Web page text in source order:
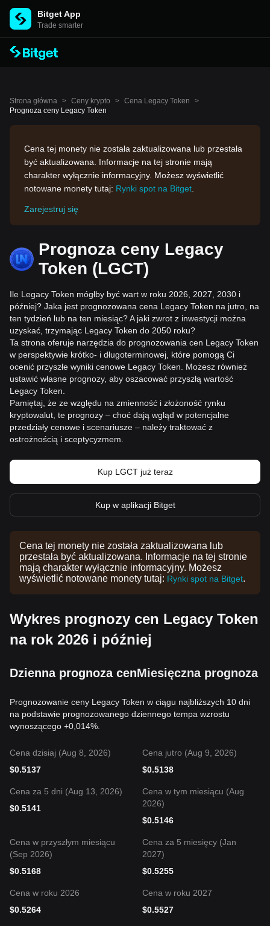
Bitget App
Trade smarter
Strona główna > Ceny krypto > Cena Legacy Token
>
Prognoza ceny Legacy Token
Cena tej monety nie została zaktualizowana lub przestała
być aktualizowana. Informacje na tej stronie mają
charakter wyłącznie informacyjny. Możesz wyświetlić
notowane monety tutaj: Rynki spot na Bitget
Zarejestruj się
Prognoza ceny Legacy
Token (LGCT)
Ile Legacy Token mógłby być wart w roku 2026, 2027, 2030 i
później? Jaka jest prognozowana cena Legacy Token na jutro, na
ten tydzień lub na ten miesiąc? A jaki zwrot z inwestycji można
uzyskać, trzymając Legacy Token do 2050 roku?
Ta strona oferuje narzędzia do prognozowania cen Legacy Token
w perspektywie krótko- i długoterminowej, które pomogą Ci
ocenić przyszłe wyniki cenowe Legacy Token. Możesz również
ustawić własne prognozy, aby oszacować przyszłą wartość
Legacy Token.
Pamiętaj, że ze względu na zmienność i złożoność rynku
kryptowalut, te prognozy – choć dają wgląd w potencjalne
przedziały cenowe i scenariusze – należy traktować z
ostrożnością i sceptycyzmem.
Kup LGCT już teraz
Kup w aplikacji Bitget
Cena tej monety nie została zaktualizowana lub
przestała być aktualizowana. Informacje na tej stronie
mają charakter wyłącznie informacyjny. Możesz
wyświetlić notowane monety tutaj: Rynki spot na Bitget.
Wykres prognozy cen Legacy Token
na rok 2026 i później
Dzienna prognoza cenMiesięczna prognoza
Prognozowanie ceny Legacy Token w ciągu najbliższych 10 dni
na podstawie prognozowanego dziennego tempa wzrostu
wynoszącego +0,014%.
Cena dzisiaj (Aug 8, 2026)
$0.5137
Cena jutro (Aug 9, 2026)
$0.5138
Cena za 5 dni (Aug 13, 2026)
$0.5141
Cena w tym miesiącu (Aug
2026)
$0.5146
Cena w przyszłym miesiącu
(Sep 2026)
$0.5168
Cena za 5 miesięcy (Jan
2027)
$0.5255
Cena w roku 2026
$0.5264
Cena w roku 2027
$0.5527